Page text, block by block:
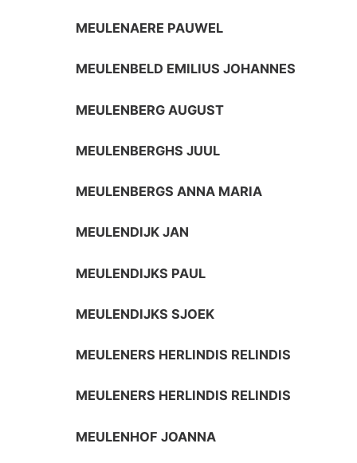
MEULENAERE PAUWEL
MEULENBELD EMILIUS JOHANNES
MEULENBERG AUGUST
MEULENBERGHS JUUL
MEULENBERGS ANNA MARIA
MEULENDIJK JAN
MEULENDIJKS PAUL
MEULENDIJKS SJOEK
MEULENERS HERLINDIS RELINDIS
MEULENERS HERLINDIS RELINDIS
MEULENHOF JOANNA